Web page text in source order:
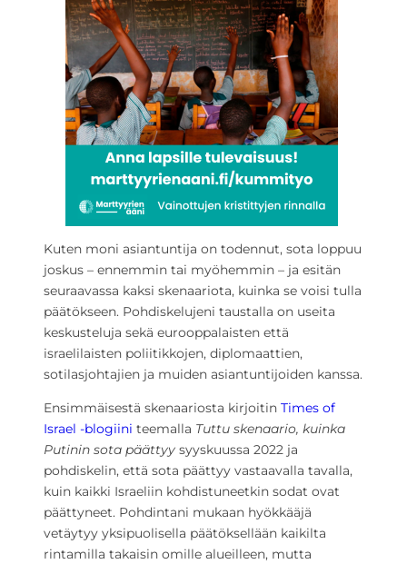
Kuten moni asiantuntija on todennut, sota loppuu
joskus – ennemmin tai myöhemmin – ja esitän
seuraavassa kaksi skenaariota, kuinka se voisi tulla
päätökseen. Pohdiskelujeni taustalla on useita
keskusteluja sekä eurooppalaisten että
israelilaisten poliitikkojen, diplomaattien,
sotilasjohtajien ja muiden asiantuntijoiden kanssa.
Ensimmäisestä skenaariosta kirjoitin Times of
Israel -blogiini teemalla Tuttu skenaario, kuinka
Putinin sota päättyy syyskuussa 2022 ja
pohdiskelin, että sota päättyy vastaavalla tavalla,
kuin kaikki Israeliin kohdistuneetkin sodat ovat
päättyneet. Pohdintani mukaan hyökkääjä
vetäytyy yksipuolisella päätöksellään kaikilta
rintamilla takaisin omille alueilleen, mutta